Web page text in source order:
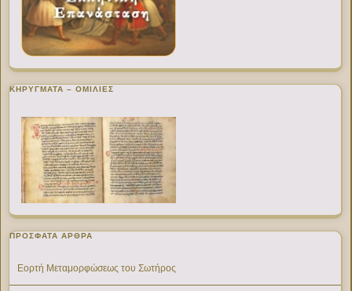
ΚΗΡΥΓΜΑΤΑ – ΟΜΙΛΙΕΣ
ΠΡΌΣΦΑΤΑ ΆΡΘΡΑ
Εορτή Μεταμορφώσεως του Σωτήρος